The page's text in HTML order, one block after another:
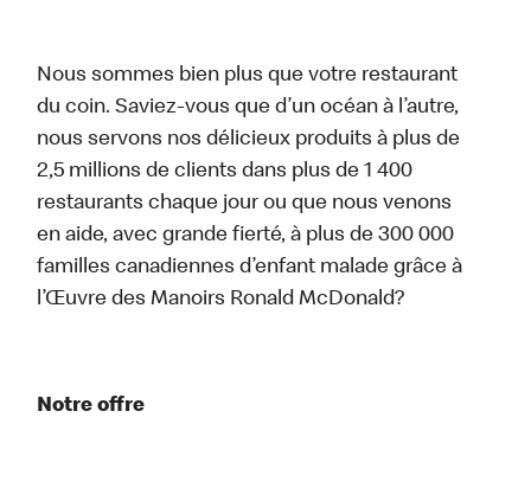
Nous sommes bien plus que votre restaurant
du coin. Saviez-vous que d’un océan à l’autre,
nous servons nos délicieux produits à plus de
2,5 millions de clients dans plus de 1 400
restaurants chaque jour ou que nous venons
en aide, avec grande fierté, à plus de 300 000
familles canadiennes d’enfant malade grâce à
l’Œuvre des Manoirs Ronald McDonald?
Notre offre